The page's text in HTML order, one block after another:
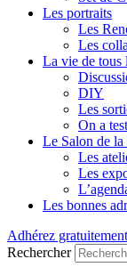
Les portraits
Les
Les
La vie de tous
DIY
Les
On a
Le Salon de
Les
Les
Les bonnes
Adhérez gratuitement
Rechercher